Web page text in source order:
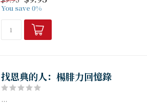
You save 0%
找恩典的人：楊腓力回憶錄
...